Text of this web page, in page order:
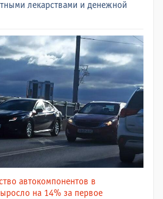
лекарствами и денежной
автокомпонентов в
на 14% за первое